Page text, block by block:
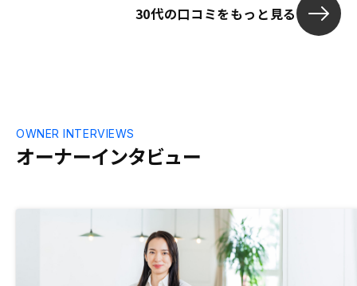
っと欲しかった。ネットで出回っている金
額より若干高い気がした
30代の口コミをもっと見る
オーナーインタビュー
OWNER INTERVIEWS